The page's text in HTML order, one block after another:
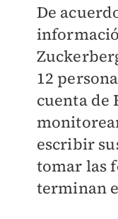
De
12
cuenta de
escribir
tomar las
terminan